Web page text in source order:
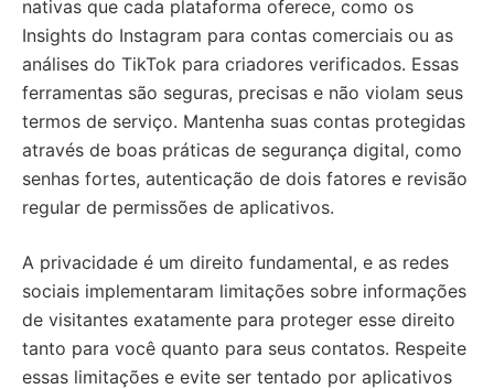
nativas que cada plataforma oferece, como os
Insights do Instagram para contas comerciais ou as
análises do TikTok para criadores verificados. Essas
ferramentas são seguras, precisas e não violam seus
termos de serviço. Mantenha suas contas protegidas
através de boas práticas de segurança digital, como
senhas fortes, autenticação de dois fatores e revisão
regular de permissões de aplicativos.
A privacidade é um direito fundamental, e as redes
sociais implementaram limitações sobre informações
de visitantes exatamente para proteger esse direito
tanto para você quanto para seus contatos. Respeite
essas limitações e evite ser tentado por aplicativos